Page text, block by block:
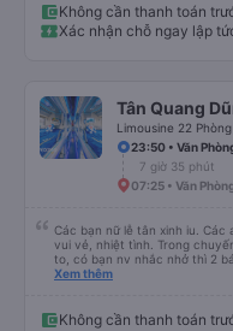
gì khi đi những đường vòng
đều đã gần đến điểm trả
và tôi chắc chắn giới thiệu
Không cần thanh toán
Xác nhận chỗ ngay lập
Tân Quang
Limousine 22
23:50 • Văn
7 giờ 35 phút
07:25 • Văn
Các bạn nữ lễ tân xinh iu. Các
vui vẻ, nhiệt tình. Trong chuyến đi của mình có 2 gia đình bác lớn tuổi nc khá
to, có bạn nv nhắc nhở thì 2
xấu thì mình ngược lại nha.
bạn ấy nha. Nếu bạn ấy bị trừ
Xem thêm
Không cần thanh toán